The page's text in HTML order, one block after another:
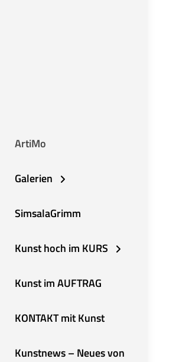
ArtiMo
Galerien
SimsalaGrimm
Kunst hoch im KURS
Kunst im AUFTRAG
KONTAKT mit Kunst
Kunstnews – Neues von